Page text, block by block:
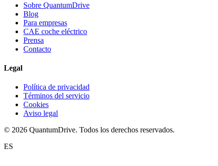
Sobre QuantumDrive
Blog
Para empresas
CAE coche eléctrico
Prensa
Contacto
Legal
Política de privacidad
Términos del servicio
Cookies
Aviso legal
© 2026 QuantumDrive. Todos los derechos reservados.
ES